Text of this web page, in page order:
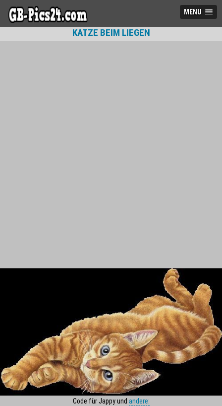
MENU
KATZE BEIM LIEGEN
Code für Jappy und andere: